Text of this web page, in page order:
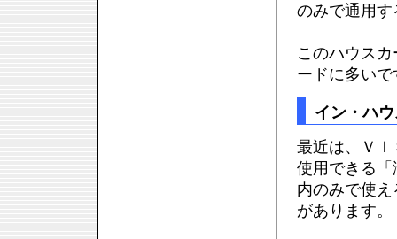
のみで通用
このハウス
ードに多いで
イン・ハ
最近は、Ｖ
使用できる
内のみで使
があります。